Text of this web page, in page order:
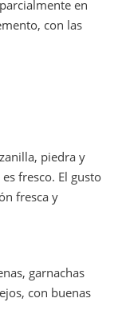
en
con las
piedra y
fresco. El gusto
fresca y
garnachas
con buenas